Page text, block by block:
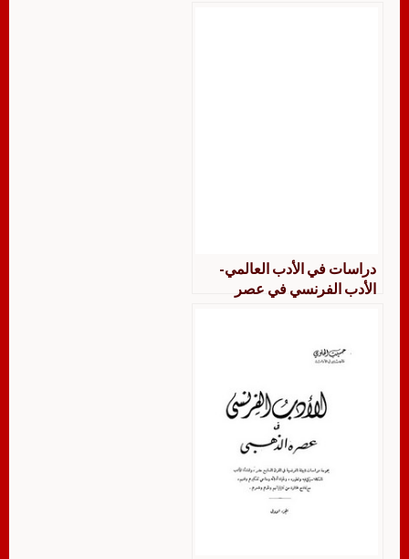
دراسات في الأدب العالمي-
الأدب الفرنسي في عصر